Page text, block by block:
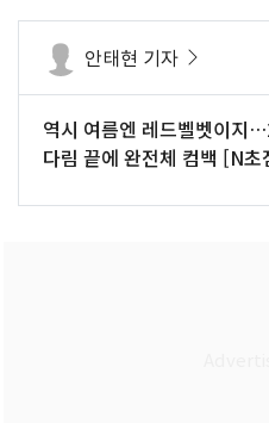
안태현 기자
역시 여름엔 레드벨벳이지
다림 끝에 완전체 컴백 [N초